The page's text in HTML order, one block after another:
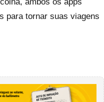
para tornar suas viagens